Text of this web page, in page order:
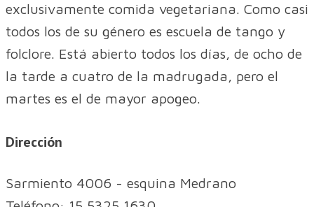
exclusivamente comida vegetariana. Como casi
todos los de su género es escuela de tango y
folclore. Está abierto todos los días, de ocho de
la tarde a cuatro de la madrugada, pero el
martes es el de mayor apogeo.
Dirección
Sarmiento 4006 - esquina Medrano